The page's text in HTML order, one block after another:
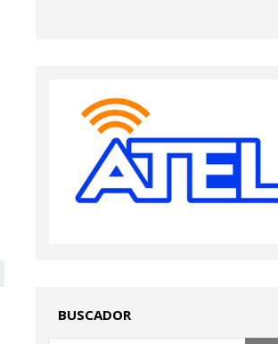
BUSCADOR